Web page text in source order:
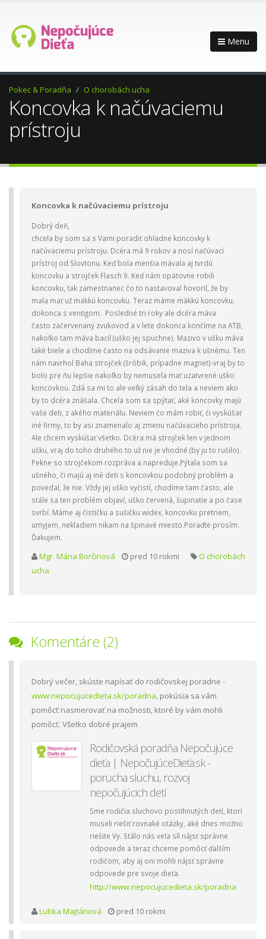
Menu
Pokec & Poradňa O chorobách ucha
Koncovka k načúvaciemu
prístroju
Koncovka k načúvaciemu prístroju
Dobrý deň,
chcela by som sa s Vami poradiť ohľadne koncovky k
načúvaciemu prístroju. Dcéra má 9 rokov a nosí načúvací
prístroj od Slovtonu. Keď bola menšia mávala aj tvrdú
koncovku a strojček Flasch 9. Keď nám opätovne robili
koncovku, tak zamestnanec čo to nastavoval hovoril, že by
mala mať už mäkkú koncovku. Teraz máme mäkkú koncovku,
dokonca s ventigom. Posledné tri roky ale dcéra máva
často začervenaný zvukovod a v lete dokonca končíme na ATB,
nakoľko tam máva bacil (uško jej spuchne). Mazivo v ušku máva
také biele a chodíme často na odsávanie maziva k ušnému. Ten
nám navrhol Baha strojček (šróbik, prípadne magnet)-vraj by to
bolo pre ňu lepšie nakoľko by nemusela mať uzatvrené uško
koncovkou. Zdá sa mi to ale veľký zásah do tela a neviem ako
by to dcéra znášala. Chcela som sa spýtať, aké koncovky majú
vaše deti, z akého materiálu. Neviem čo mám robiť, či vyskúšať
iné firmy, to by asi znamenalo aj zmenu načúvacieho prístroja.
Ale chcem vyskúšať všetko. Dcéra má strojček len v jednom
ušku, vraj do toho druhého to už nie je vhodné (by ju to rušilo).
Pekne so strojčekom rozpráva a napreduje.Pýtala som sa
ušného, či majú aj iné deti s koncovkou podobný problém a
povedal, že nie. Vždy jej uško vyčistí, chodíme tam často, ale
stále sa ten problém objaví, uško červená, šupinatie a po čase
svrbí. Máme aj čističku a sušičku widex, koncovku pretriem,
umyjem, nekladiem nikam na špinavé miesto.Poraďte prosím.
Ďakujem.
Mgr. Mária Borčinová pred 10 rokmi
O chorobách
ucha
Komentáre (2)
Dobrý večer, skúste napísať do rodičovskej poradne -
www.nepocujucedieta.sk/poradna, pokúsia sa vám
pomôcť nasmerovať na možnosti, ktoré by vám mohli
pomôcť. Všetko dobré prajem
Rodičovská poradňa Nepočujúce
dieťa | NepočujúceDieťa.sk -
porucha sluchu, rozvoj
nepočujúcich detí
Sme rodičia sluchovo postihnutých detí, ktorí
museli riešiť rovnaké otázky, aké dnes možno
riešite Vy. Stálo nás veľa síl nájsť správne
odpovede a teraz chceme pomôcť ďalším
rodičom, aby aj oni mohli nájsť správne
odpovede pre svoje dieťa.
http://www.nepocujucedieta.sk/poradna
Lubka Majtánová pred 10 rokmi